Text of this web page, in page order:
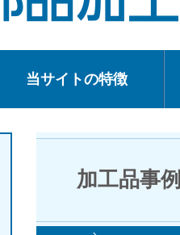
当サイトの特徴
加工品事